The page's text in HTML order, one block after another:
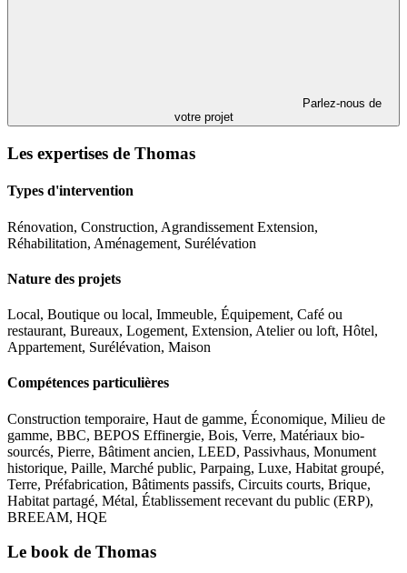
Parlez-nous de
votre projet
Les expertises de Thomas
Types d'intervention
Rénovation, Construction, Agrandissement Extension,
Réhabilitation, Aménagement, Surélévation
Nature des projets
Local, Boutique ou local, Immeuble, Équipement, Café ou
restaurant, Bureaux, Logement, Extension, Atelier ou loft, Hôtel,
Appartement, Surélévation, Maison
Compétences particulières
Construction temporaire, Haut de gamme, Économique, Milieu de
gamme, BBC, BEPOS Effinergie, Bois, Verre, Matériaux bio-
sourcés, Pierre, Bâtiment ancien, LEED, Passivhaus, Monument
historique, Paille, Marché public, Parpaing, Luxe, Habitat groupé,
Terre, Préfabrication, Bâtiments passifs, Circuits courts, Brique,
Habitat partagé, Métal, Établissement recevant du public (ERP),
BREEAM, HQE
Le book de Thomas